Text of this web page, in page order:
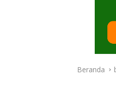
Beranda